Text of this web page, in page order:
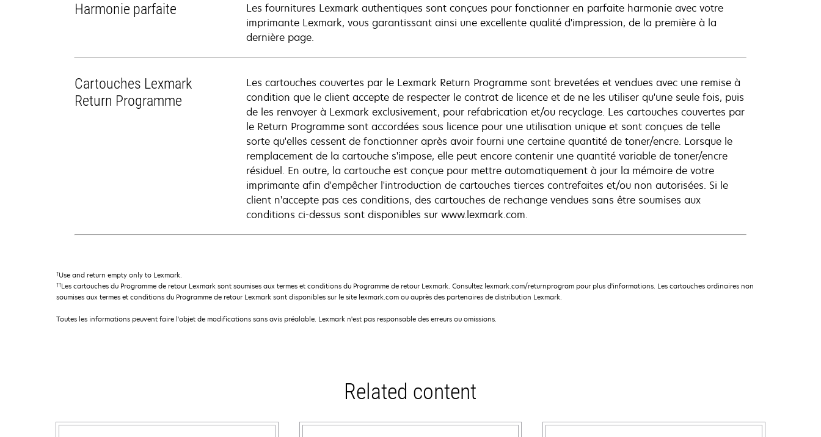
Harmonie parfaite
Les fournitures Lexmark authentiques sont conçues pour fonctionner en parfaite harmonie avec votre
imprimante Lexmark, vous garantissant ainsi une excellente qualité d'impression, de la première à la
dernière page.
Cartouches Lexmark
Return Programme
Les cartouches couvertes par le Lexmark Return Programme sont brevetées et vendues avec une remise à
condition que le client accepte de respecter le contrat de licence et de ne les utiliser qu'une seule fois, puis
de les renvoyer à Lexmark exclusivement, pour refabrication et/ou recyclage. Les cartouches couvertes par
le Return Programme sont accordées sous licence pour une utilisation unique et sont conçues de telle
sorte qu'elles cessent de fonctionner après avoir fourni une certaine quantité de toner/encre. Lorsque le
remplacement de la cartouche s'impose, elle peut encore contenir une quantité variable de toner/encre
résiduel. En outre, la cartouche est conçue pour mettre automatiquement à jour la mémoire de votre
imprimante afin d'empêcher l'introduction de cartouches tierces contrefaites et/ou non autorisées. Si le
client n'accepte pas ces conditions, des cartouches de rechange vendues sans être soumises aux
conditions ci-dessus sont disponibles sur www.lexmark.com.
†Use and return empty only to Lexmark.
††Les cartouches du Programme de retour Lexmark sont soumises aux termes et conditions du Programme de retour Lexmark. Consultez lexmark.com/returnprogram pour plus d'informations. Les cartouches ordinaires non
soumises aux termes et conditions du Programme de retour Lexmark sont disponibles sur le site lexmark.com ou auprès des partenaires de distribution Lexmark.
Toutes les informations peuvent faire l'objet de modifications sans avis préalable. Lexmark n'est pas responsable des erreurs ou omissions.
Related content